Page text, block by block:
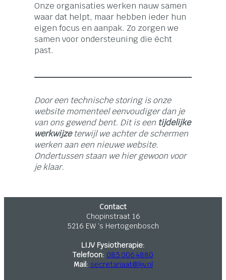
Onze organisaties werken nauw samen
waar dat helpt, maar hebben ieder hun
eigen focus en aanpak. Zo zorgen we
samen voor ondersteuning die écht
past.
Door een technische storing is onze
website momenteel eenvoudiger dan je
van ons gewend bent. Dit is een tijdelijke
werkwijzeterwijl we achter de schermen
werken aan een nieuwe website.
Ondertussen staan we hier gewoon voor
je klaar.
Contact
Chopinstraat 16
5216 EW ‘s Hertogenbosch
LIJV Fysiotherapie:
Telefoon: 085 006 4880
Mail: secretariaat@lijv.nl